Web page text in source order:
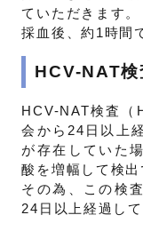
ていただきます。
採血後、約1時間
HCV-NAT検
HCV-NAT検査（
会から24日以上
が存在していた
酸を増幅して検出
その為、この検
24日以上経過し